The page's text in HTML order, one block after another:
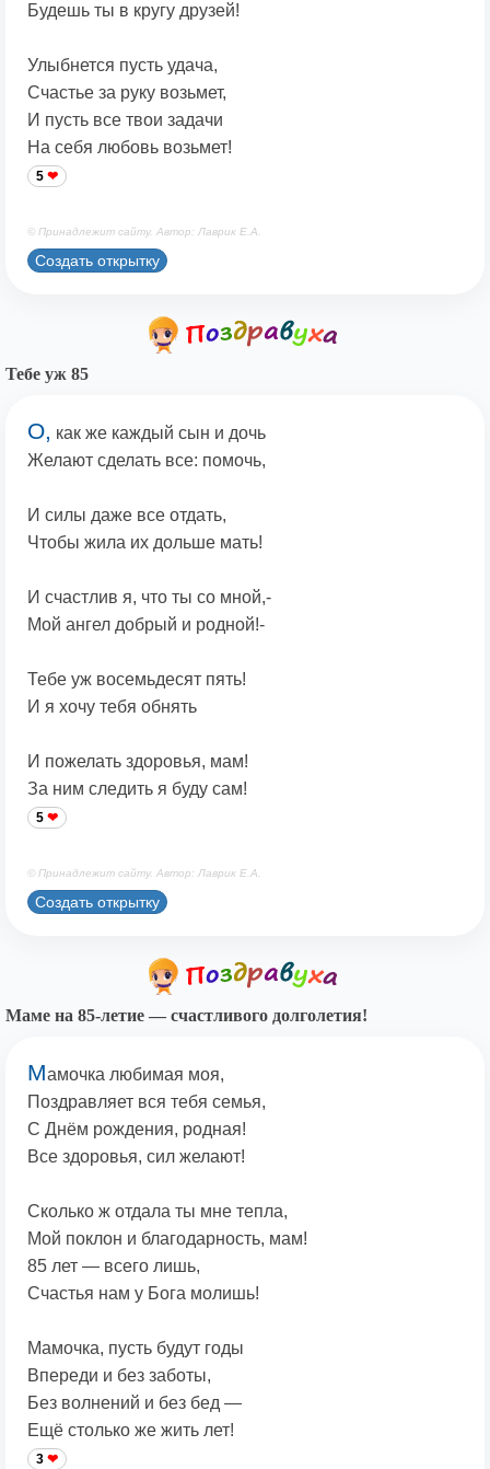
Будешь ты в кругу друзей!
Улыбнется пусть удача,
Счастье за руку возьмет,
И пусть все твои задачи
На себя любовь возьмет!
5
© Принадлежит сайту. Автор: Лаврик Е.А.
Создать открытку
Тебе уж 85
О, как же каждый сын и дочь
Желают сделать все: помочь,
И силы даже все отдать,
Чтобы жила их дольше мать!
И счастлив я, что ты со мной,-
Мой ангел добрый и родной!-
Тебе уж восемьдесят пять!
И я хочу тебя обнять
И пожелать здоровья, мам!
За ним следить я буду сам!
5
© Принадлежит сайту. Автор: Лаврик Е.А.
Создать открытку
Маме на 85-летие — счастливого долголетия!
Мамочка любимая моя,
Поздравляет вся тебя семья,
С Днём рождения, родная!
Все здоровья, сил желают!
Сколько ж отдала ты мне тепла,
Мой поклон и благодарность, мам!
85 лет — всего лишь,
Счастья нам у Бога молишь!
Мамочка, пусть будут годы
Впереди и без заботы,
Без волнений и без бед —
Ещё столько же жить лет!
3